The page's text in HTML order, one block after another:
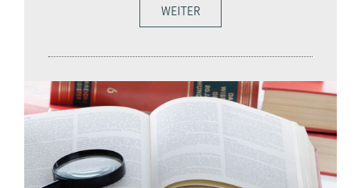
WEITER